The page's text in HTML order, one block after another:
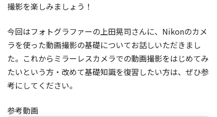
撮影を楽しみましょう！
今回はフォトグラファーの上田晃司さんに、Nikonのカメ
ラを使った動画撮影の基礎についてお話しいただきまし
た。これからミラーレスカメラでの動画撮影をはじめてみ
たいという方・改めて基礎知識を復習したい方は、ぜひ参
考にしてください。
参考動画